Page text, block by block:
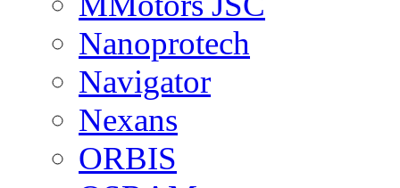
Nanoprotech
Navigator
Nexans
ORBIS